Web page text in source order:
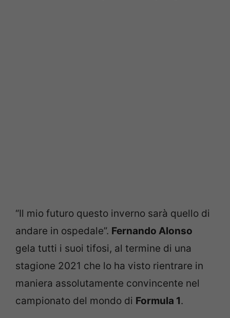
“Il mio futuro questo inverno sarà quello di
andare in ospedale”. Fernando Alonso
gela tutti i suoi tifosi, al termine di una
stagione 2021 che lo ha visto rientrare in
maniera assolutamente convincente nel
campionato del mondo di Formula 1.